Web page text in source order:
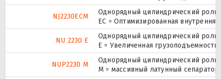
NJ2230ECM
Однорядный цилиндрический
EC = Оптимизированная
NU 2230 E
Однорядный цилиндрический
Е = Увеличенная грузоподъемность.
NUP2230 M
Однорядный цилиндрический
M = массивный латунный сепаратор.